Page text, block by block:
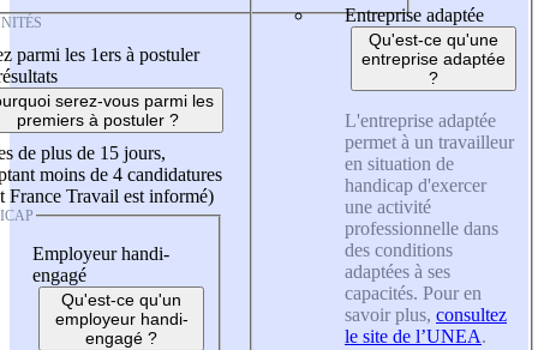
parmi les 1ers à postuler
serez-vous parmi les
premiers à postuler ?
de plus de 15 jours,
moins de 4 candidatures
France Travail est informé)
Employeur handi-
engagé
Qu'est-ce qu'un
employeur handi-
engagé ?
Entreprise adaptée
Qu'est-ce qu'une
entreprise adaptée
?
L'entreprise adaptée
permet à un travailleur
en situation de
handicap d'exercer
une activité
professionnelle dans
des conditions
adaptées à ses
capacités. Pour en
savoir plus, consultez
le site de l’UNEA.